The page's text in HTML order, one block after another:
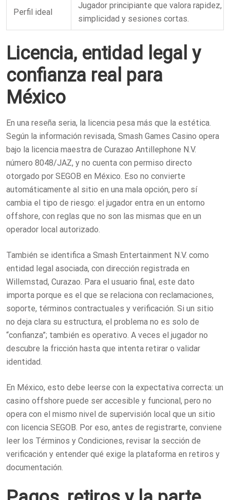
Perfil ideal
Jugador principiante que valora rapidez,
simplicidad y sesiones cortas.
Licencia, entidad legal y
confianza real para
México
En una reseña seria, la licencia pesa más que la estética.
Según la información revisada, Smash Games Casino opera
bajo la licencia maestra de Curazao Antillephone N.V.
número 8048/JAZ, y no cuenta con permiso directo
otorgado por SEGOB en México. Eso no convierte
automáticamente al sitio en una mala opción, pero sí
cambia el tipo de riesgo: el jugador entra en un entorno
offshore, con reglas que no son las mismas que en un
operador local autorizado.
También se identifica a Smash Entertainment N.V. como
entidad legal asociada, con dirección registrada en
Willemstad, Curazao. Para el usuario final, este dato
importa porque es el que se relaciona con reclamaciones,
soporte, términos contractuales y verificación. Si un sitio
no deja clara su estructura, el problema no es solo de
“confianza”; también es operativo. A veces el jugador no
descubre la fricción hasta que intenta retirar o validar
identidad.
En México, esto debe leerse con la expectativa correcta: un
casino offshore puede ser accesible y funcional, pero no
opera con el mismo nivel de supervisión local que un sitio
con licencia SEGOB. Por eso, antes de registrarte, conviene
leer los Términos y Condiciones, revisar la sección de
verificación y entender qué exige la plataforma en retiros y
documentación.